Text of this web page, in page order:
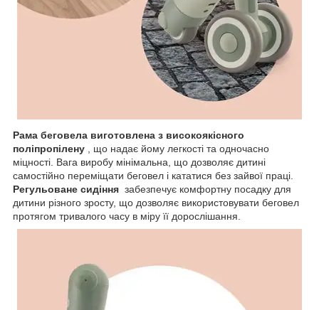
Рама беговела виготовлена з високоякісного
поліпропілену , що надає йому легкості та одночасно
міцності. Вага виробу мінімальна, що дозволяє дитині
самостійно переміщати беговел і кататися без зайвої праці.
Регульоване сидіння забезпечує комфортну посадку для
дитини різного зросту, що дозволяє використовувати беговел
протягом тривалого часу в міру її дорослішання.